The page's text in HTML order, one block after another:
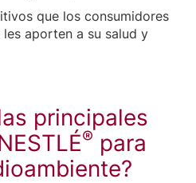
que los consumidores
aporten a su salud y
principales
® para